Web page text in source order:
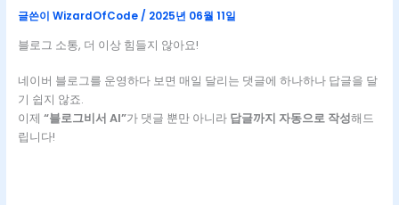
글쓴이 WizardOfCode/ 2025년 06월 11일
블로그 소통, 더 이상 힘들지 않아요!
네이버 블로그를 운영하다 보면 매일 달리는 댓글에 하나하나 답글을 달
기 쉽지 않죠.
이제 “블로그비서 AI”가 댓글 뿐만 아니라 답글까지 자동으로 작성해드
립니다!